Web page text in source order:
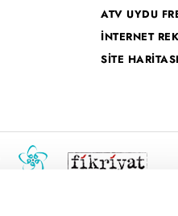
ATV UYDU
İNTERNET
SİTE HARİTASI